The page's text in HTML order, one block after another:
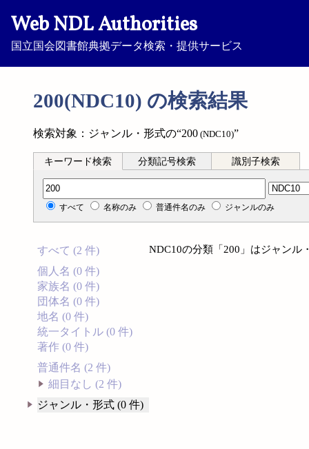
Web NDL Authorities
国立国会図書館典拠データ検索・提供サービス
200(NDC10) の検索結果
検索対象：ジャンル・形式の“200 (NDC10)”
キーワード検索 分類記号検索 識別子検索
分類記号検索
すべて 名称のみ 普通件名のみ ジャンルのみ
すべて (2 件)
個人名 (0 件)
家族名 (0 件)
団体名 (0 件)
地名 (0 件)
統一タイトル (0 件)
著作 (0 件)
普通件名 (2 件)
細目なし (2 件)
ジャンル・形式 (0 件)
NDC10の分類「200」はジャンル